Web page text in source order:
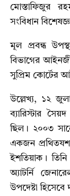
মোস্তাফিজুর
সংবিধান
মূল প্রবন্ধ
বিভাগের
সুপ্রিম কোর্টের
উল্লেখ্য, ১২
ব্যারিস্টার
ছিল। ২০০৩
একজন প্রথিতযশা
ইশতিয়াক। তিনি
অ্যাটর্নি
উপদেষ্টা হিসেবে